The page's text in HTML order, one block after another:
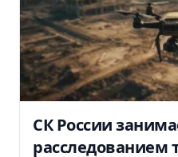
СК России
расследованием